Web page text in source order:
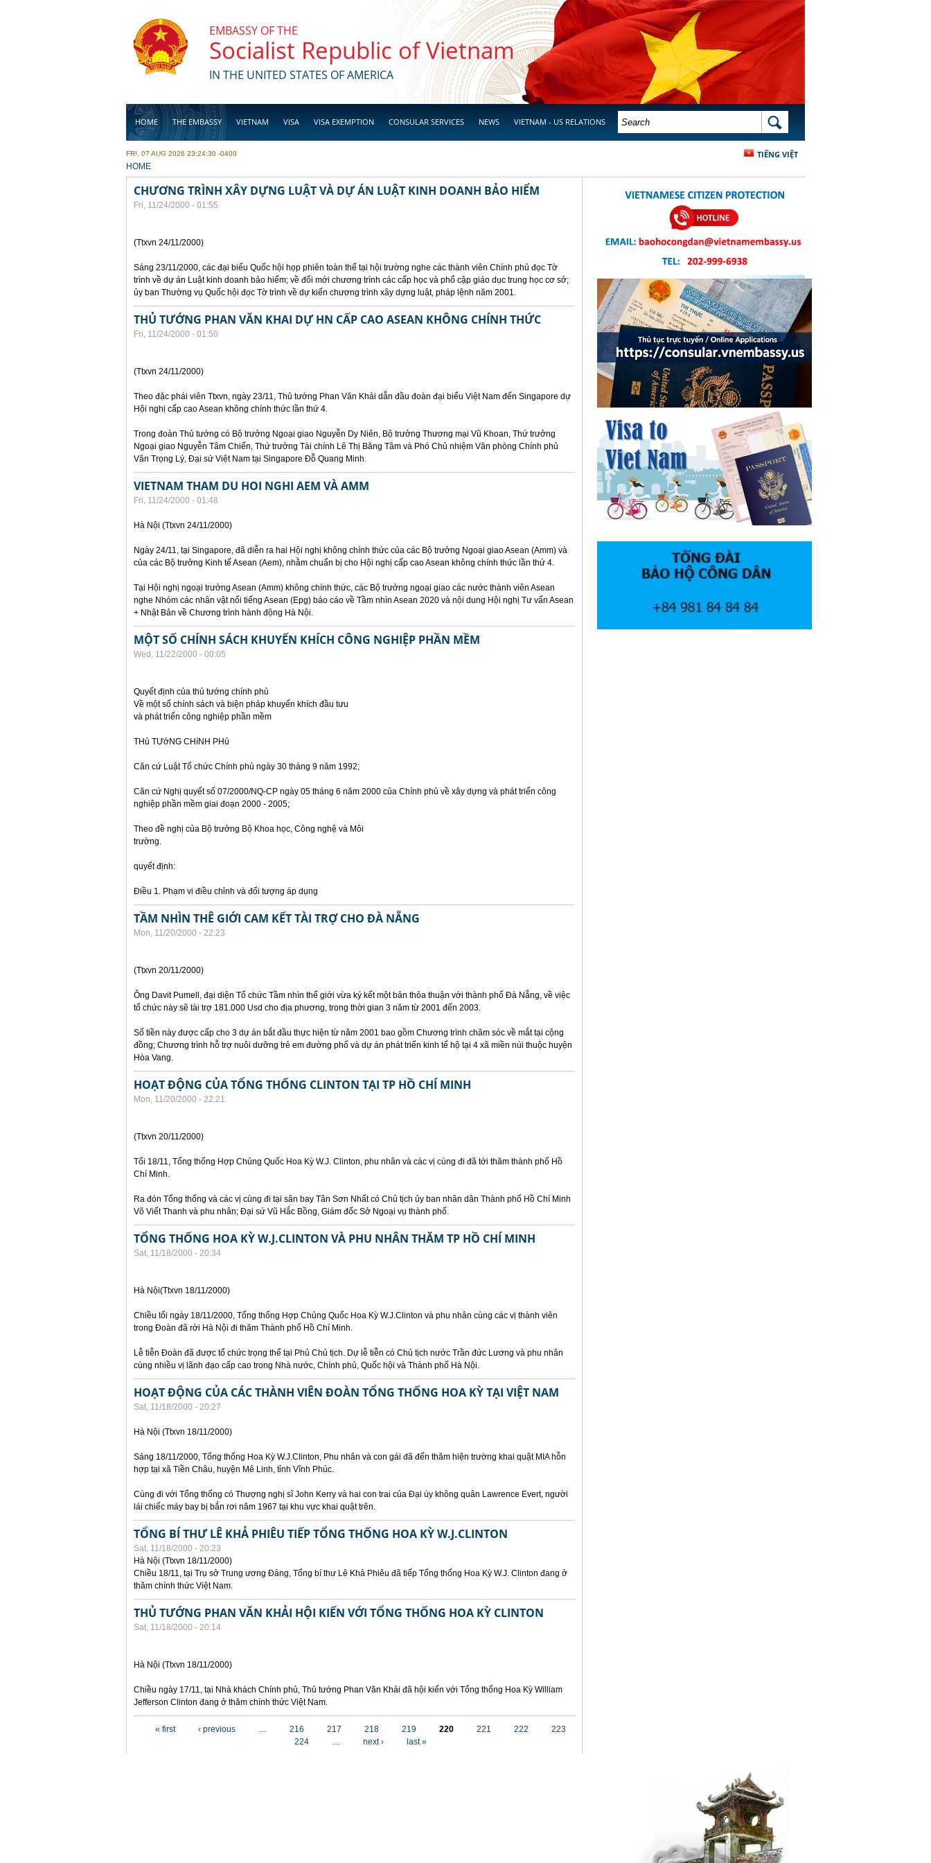
EMBASSY OF THE
Socialist Republic of Vietnam
IN THE UNITED STATES OF AMERICA
HOME THE EMBASSY VIETNAM VISA VISA EXEMPTION CONSULAR SERVICES NEWS VIETNAM - US RELATIONS
BUSINESS
SEARCH FORM SEARCH
TIẾNG VIỆT
FRI, 07 AUG 2026 23:24:30 -0400
YOU ARE HERE
HOME
CHƯƠNG TRÌNH XÂY DỰNG LUẬT VÀ DỰ ÁN LUẬT KINH DOANH BẢO HIỂM
Fri, 11/24/2000 - 01:55
(Ttxvn 24/11/2000)
Sáng 23/11/2000, các đại biểu Quốc hội họp phiên toàn thể tại hội trường nghe các thành viên Chính phủ đọc Tờ
trình về dự án Luật kinh doanh bảo hiểm; về đổi mới chương trình các cấp học và phổ cập giáo dục trung học cơ sở;
ủy ban Thường vụ Quốc hội đọc Tờ trình về dự kiến chương trình xây dựng luật, pháp lệnh năm 2001.
THỦ TƯỚNG PHAN VĂN KHAI DỰ HN CẤP CAO ASEAN KHÔNG CHÍNH THỨC
Fri, 11/24/2000 - 01:50
(Ttxvn 24/11/2000)
Theo đặc phái viên Ttxvn, ngày 23/11, Thủ tướng Phan Văn Khải dẫn đầu đoàn đại biểu Việt Nam đến Singapore dự
Hội nghị cấp cao Asean không chính thức lần thứ 4.
Trong đoàn Thủ tướng có Bộ trưởng Ngoại giao Nguyễn Dy Niên, Bộ trưởng Thương mại Vũ Khoan, Thứ trưởng
Ngoại giao Nguyễn Tâm Chiến, Thứ trưởng Tài chính Lê Thị Băng Tâm và Phó Chủ nhiệm Văn phòng Chính phủ
Văn Trọng Lý, Đại sứ Việt Nam tại Singapore Đỗ Quang Minh.
VIETNAM THAM DU HOI NGHI AEM VÀ AMM
Fri, 11/24/2000 - 01:48
Hà Nội (Ttxvn 24/11/2000)
Ngày 24/11, tại Singapore, đã diễn ra hai Hội nghị không chính thức của các Bộ trưởng Ngoại giao Asean (Amm) và
của các Bộ trưởng Kinh tế Asean (Aem), nhằm chuẩn bị cho Hội nghị cấp cao Asean không chính thức lần thứ 4.
Tại Hội nghị ngoại trưởng Asean (Amm) không chính thức, các Bộ trưởng ngoại giao các nước thành viên Asean
nghe Nhóm các nhân vật nổi tiếng Asean (Epg) báo cáo về Tầm nhìn Asean 2020 và nội dung Hội nghị Tư vấn Asean
+ Nhật Bản về Chương trình hành động Hà Nội.
MỘT SỐ CHÍNH SÁCH KHUYẾN KHÍCH CÔNG NGHIỆP PHẦN MỀM
Wed, 11/22/2000 - 00:05
Quyết định của thủ tướng chính phủ
Về một số chính sách và biện pháp khuyến khích đầu tưu
và phát triển công nghiệp phần mềm
THủ TƯớNG CHíNH PHủ
Căn cứ Luật Tổ chức Chính phủ ngày 30 tháng 9 năm 1992;
Căn cứ Nghị quyết số 07/2000/NQ-CP ngày 05 tháng 6 năm 2000 của Chính phủ về xây dựng và phát triển công
nghiệp phần mềm giai đoạn 2000 - 2005;
Theo đề nghị của Bộ trưởng Bộ Khoa học, Công nghệ và Môi
trường.
quyết định:
Điều 1. Phạm vi điều chỉnh và đối tượng áp dụng
TẦM NHÌN THÊ GIỚI CAM KẾT TÀI TRỢ CHO ĐÀ NẴNG
Mon, 11/20/2000 - 22:23
(Ttxvn 20/11/2000)
Ông Davit Pumell, đại diện Tổ chức Tầm nhìn thế giới vừa ký kết một bản thỏa thuận với thành phố Đà Nẵng, về việc
tổ chức này sẽ tài trợ 181.000 Usd cho địa phương, trong thời gian 3 năm từ 2001 đến 2003.
Số tiền này được cấp cho 3 dự án bắt đầu thực hiện từ năm 2001 bao gồm Chương trình chăm sóc về mắt tại cộng
đồng; Chương trình hỗ trợ nuôi dưỡng trẻ em đường phố và dự án phát triển kinh tế hộ tại 4 xã miền núi thuộc huyện
Hòa Vang.
HOẠT ĐỘNG CỦA TỔNG THỐNG CLINTON TẠI TP HỒ CHÍ MINH
Mon, 11/20/2000 - 22:21
(Ttxvn 20/11/2000)
Tối 18/11, Tổng thống Hợp Chủng Quốc Hoa Kỳ W.J. Clinton, phu nhân và các vị cùng đi đã tới thăm thành phố Hồ
Chí Minh.
Ra đón Tổng thống và các vị cùng đi tại sân bay Tân Sơn Nhất có Chủ tịch ủy ban nhân dân Thành phố Hồ Chí Minh
Võ Viết Thanh và phu nhân; Đại sứ Vũ Hắc Bồng, Giám đốc Sở Ngoại vụ thành phố.
TỔNG THỐNG HOA KỲ W.J.CLINTON VÀ PHU NHÂN THĂM TP HỒ CHÍ MINH
Sat, 11/18/2000 - 20:34
Hà Nội(Ttxvn 18/11/2000)
Chiều tối ngày 18/11/2000, Tổng thống Hợp Chủng Quốc Hoa Kỳ W.J.Clinton và phu nhân cùng các vị thành viên
trong Đoàn đã rời Hà Nội đi thăm Thành phố Hồ Chí Minh.
Lễ tiễn Đoàn đã được tổ chức trọng thể tại Phủ Chủ tịch. Dự lễ tiễn có Chủ tịch nước Trần đức Lương và phu nhân
cùng nhiều vị lãnh đạo cấp cao trong Nhà nước, Chính phủ, Quốc hội và Thành phố Hà Nội.
HOẠT ĐỘNG CỦA CÁC THÀNH VIÊN ĐOÀN TỔNG THỐNG HOA KỲ TẠI VIỆT NAM
Sat, 11/18/2000 - 20:27
Hà Nội (Ttxvn 18/11/2000)
Sáng 18/11/2000, Tổng thống Hoa Kỳ W.J.Clinton, Phu nhân và con gái đã đến thăm hiện trường khai quật MIA hỗn
hợp tại xã Tiền Châu, huyện Mê Linh, tỉnh Vĩnh Phúc.
Cùng đi với Tổng thống có Thượng nghị sĩ John Kerry và hai con trai của Đại úy không quân Lawrence Evert, người
lái chiếc máy bay bị bắn rơi năm 1967 tại khu vực khai quật trên.
TỔNG BÍ THƯ LÊ KHẢ PHIÊU TIẾP TỔNG THỐNG HOA KỲ W.J.CLINTON
Sat, 11/18/2000 - 20:23
Hà Nội (Ttxvn 18/11/2000)
Chiều 18/11, tại Trụ sở Trung ương Đảng, Tổng bí thư Lê Khả Phiêu đã tiếp Tổng thống Hoa Kỳ W.J. Clinton đang ở
thăm chính thức Việt Nam.
THỦ TƯỚNG PHAN VĂN KHẢI HỘI KIẾN VỚI TỔNG THỐNG HOA KỲ CLINTON
Sat, 11/18/2000 - 20:14
Hà Nội (Ttxvn 18/11/2000)
Chiều ngày 17/11, tại Nhà khách Chính phủ, Thủ tướng Phan Văn Khải đã hội kiến với Tổng thống Hoa Kỳ William
Jefferson Clinton đang ở thăm chính thức Việt Nam.
« first ‹ previous … 216 217 218 219 220 221 222
223
224
… next › last »